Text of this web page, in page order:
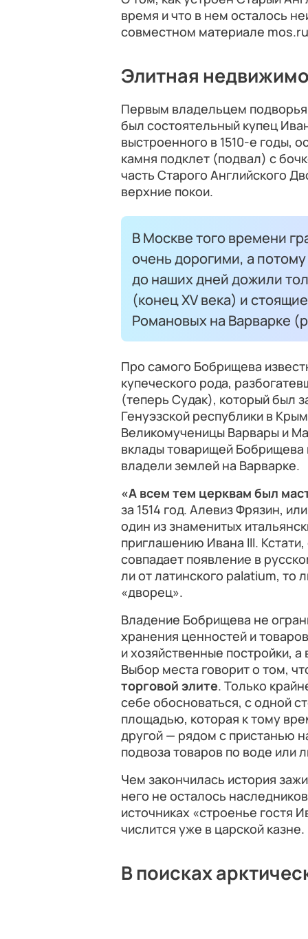
время и что в нем осталось
совместном материале
Элитная
Первым владельцем
был состоятельный купец
выстроенного в 1510-е годы,
камня подклет (подвал) с
часть Старого Английского
верхние покои.
В Москве того времени
очень дорогими, а
до наших дней дожили
(конец XV века) и
Романовых на Варварке
Про самого Бобрищева
купеческого рода,
(теперь Судак), который был
Генуэзской республики в
Великомученицы Варвары и
вклады товарищей
владели землей на Варварке.
«А всем тем церквам был
за 1514 год. Алевиз Фрязин,
один из знаменитых
приглашению Ивана III.
совпадает появление в
ли от латинского palatium, то
«дворец».
Владение Бобрищева не
хранения ценностей и
и хозяйственные постройки,
Выбор места говорит о том,
торговой элите. Только
себе обосноваться, с одной
площадью, которая к тому
другой — рядом с пристанью
подвоза товаров по воде или
Чем закончилась история
него не осталось
источниках «строенье гостя
числится уже в царской казне.
В поисках